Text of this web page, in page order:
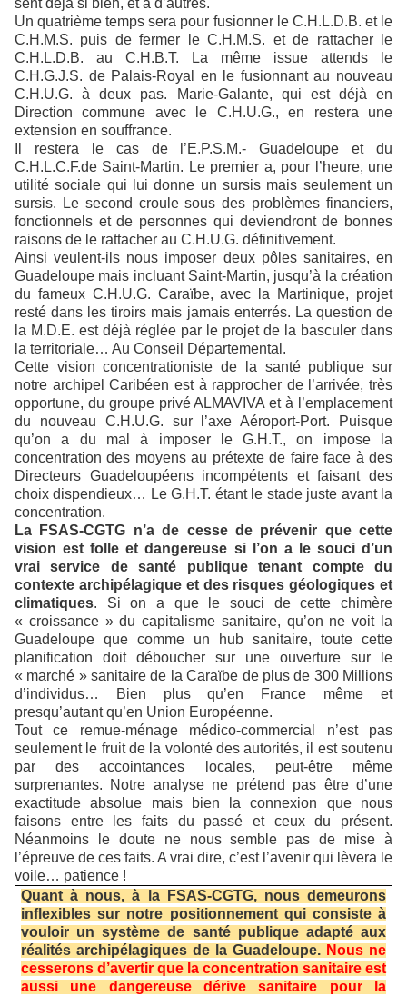
Un quatrième temps sera pour fusionner le C.H.L.D.B. et le
C.H.M.S. puis de fermer le C.H.M.S. et de rattacher le
C.H.L.D.B. au C.H.B.T. La même issue attends le
C.H.G.J.S. de Palais-Royal en le fusionnant au nouveau
C.H.U.G. à deux pas. Marie-Galante, qui est déjà en
Direction commune avec le C.H.U.G., en restera une
extension en souffrance.
Il restera le cas de l’E.P.S.M.- Guadeloupe et du
C.H.L.C.F.de Saint-Martin. Le premier a, pour l’heure, une
utilité sociale qui lui donne un sursis mais seulement un
sursis. Le second croule sous des problèmes financiers,
fonctionnels et de personnes qui deviendront de bonnes
raisons de le rattacher au C.H.U.G. définitivement.
Ainsi veulent-ils nous imposer deux pôles sanitaires, en
Guadeloupe mais incluant Saint-Martin, jusqu’à la création
du fameux C.H.U.G. Caraïbe, avec la Martinique, projet
resté dans les tiroirs mais jamais enterrés. La question de
la M.D.E. est déjà réglée par le projet de la basculer dans
la territoriale… Au Conseil Départemental.
Cette vision concentrationiste de la santé publique sur
notre archipel Caribéen est à rapprocher de l’arrivée, très
opportune, du groupe privé ALMAVIVA et à l’emplacement
du nouveau C.H.U.G. sur l’axe Aéroport-Port. Puisque
qu’on a du mal à imposer le G.H.T., on impose la
concentration des moyens au prétexte de faire face à des
Directeurs Guadeloupéens incompétents et faisant des
choix dispendieux… Le G.H.T. étant le stade juste avant la
concentration.
La FSAS-CGTG n’a de cesse de prévenir que cette
vision est folle et dangereuse si l’on a le souci d’un
vrai service de santé publique tenant compte du
contexte archipélagique et des risques géologiques et
climatiques. Si on a que le souci de cette chimère
« croissance » du capitalisme sanitaire, qu’on ne voit la
Guadeloupe que comme un hub sanitaire, toute cette
planification doit déboucher sur une ouverture sur le
« marché » sanitaire de la Caraïbe de plus de 300 Millions
d’individus… Bien plus qu’en France même et
presqu’autant qu’en Union Européenne.
Tout ce remue-ménage médico-commercial n’est pas
seulement le fruit de la volonté des autorités, il est soutenu
par des accointances locales, peut-être même
surprenantes. Notre analyse ne prétend pas être d’une
exactitude absolue mais bien la connexion que nous
faisons entre les faits du passé et ceux du présent.
Néanmoins le doute ne nous semble pas de mise à
l’épreuve de ces faits. A vrai dire, c’est l’avenir qui lèvera le
voile… patience !
Quant à nous, à la FSAS-CGTG, nous demeurons
inflexibles sur notre positionnement qui consiste à
vouloir un système de santé publique adapté aux
réalités archipélagiques de la Guadeloupe. Nous ne
cesserons d’avertir que la concentration sanitaire est
aussi une dangereuse dérive sanitaire pour la